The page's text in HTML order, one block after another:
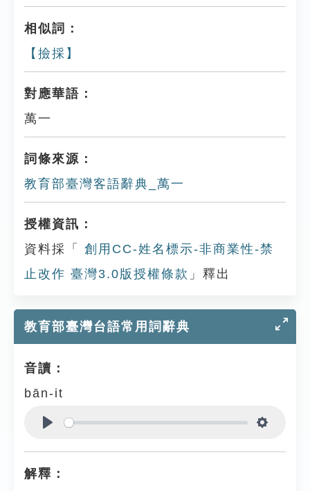
相似詞：
【撿採】
對應華語：
萬一
詞條來源：
教育部臺灣客語辭典_萬一
授權資訊：
資料採「
創用CC-姓名標示-非商業性-禁
止改作 臺灣3.0版授權條款 」釋出
教育部臺灣台語常用詞辭典
音讀：
bān-it
解釋：